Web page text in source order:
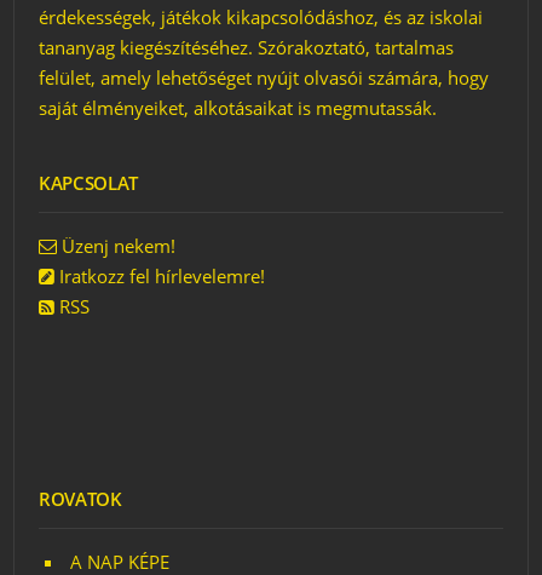
érdekességek, játékok kikapcsolódáshoz, és az iskolai
tananyag kiegészítéséhez. Szórakoztató, tartalmas
felület, amely lehetőséget nyújt olvasói számára, hogy
saját élményeiket, alkotásaikat is megmutassák.
KAPCSOLAT
Üzenj nekem!
Iratkozz fel hírlevelemre!
RSS
ROVATOK
A NAP KÉPE